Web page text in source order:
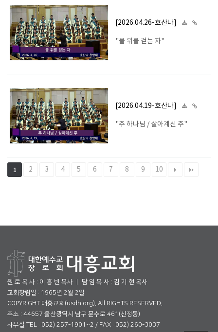
[2026.04.26-호산나]
"물 위를 걷는 자"
[2026.04.19-호산나]
"주 하나님 / 살아계신 주"
1 2 3 4 5 6 7 8 9 10
원 로 목 사 : 이 흥 빈 목사 ㅣ 담 임 목 사 : 김 기 현 목사
교회창립일 : 1965년 2월 2일
COPYRIGHT 대흥교회(usdh.org). All RIGHTS RESERVED.
주소 : 44657 울산광역시 남구 문수로 461(신정동)
사무실 TEL : 052) 257-1901~2 / FAX : 052) 260-3037